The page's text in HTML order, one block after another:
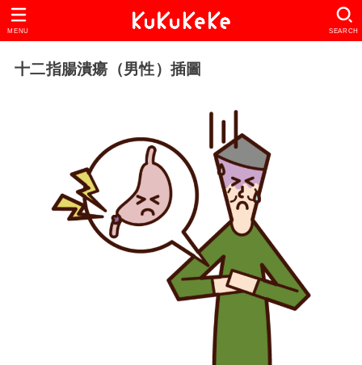
SEARCH
MENU
十二指腸潰瘍（男性）插圖